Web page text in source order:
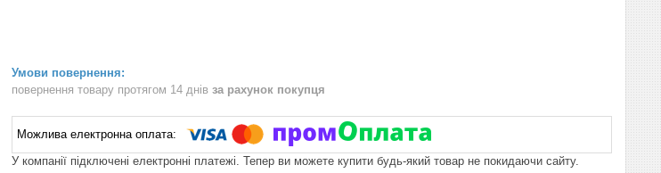
повернення товару протягом 14 днів за рахунок покупця
У компанії підключені електронні платежі. Тепер ви можете купити будь-який товар не покидаючи сайту.